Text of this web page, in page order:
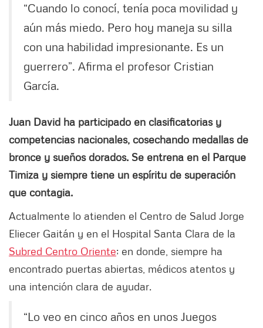
“Cuando lo conocí, tenía poca movilidad y
aún más miedo. Pero hoy maneja su silla
con una habilidad impresionante. Es un
guerrero”. Afirma el profesor Cristian
García.
Juan David ha participado en clasificatorias y
competencias nacionales, cosechando medallas de
bronce y sueños dorados. Se entrena en el Parque
Timiza y siempre tiene un espíritu de superación
que contagia.
Actualmente lo atienden el Centro de Salud Jorge
Eliecer Gaitán y en el Hospital Santa Clara de la
Subred Centro Oriente; en donde, siempre ha
encontrado puertas abiertas, médicos atentos y
una intención clara de ayudar.
“Lo veo en cinco años en unos Juegos